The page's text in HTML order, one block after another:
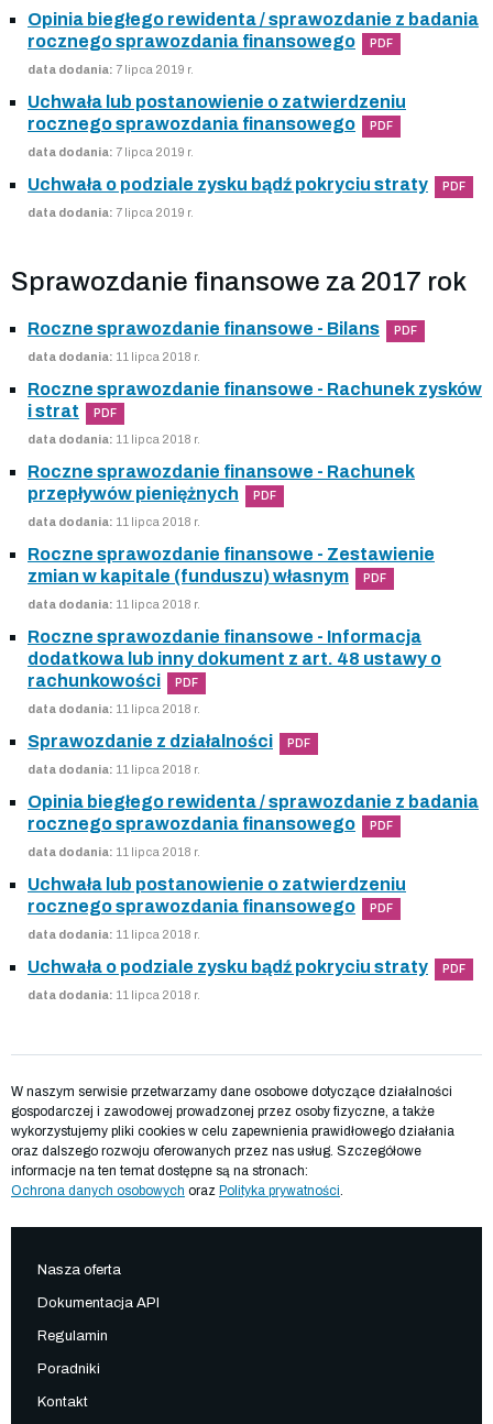
Opinia biegłego rewidenta / sprawozdanie z badania
rocznego sprawozdania finansowego
PDF
data dodania: 7 lipca 2019 r.
Uchwała lub postanowienie o zatwierdzeniu
rocznego sprawozdania finansowego
PDF
data dodania: 7 lipca 2019 r.
Uchwała o podziale zysku bądź pokryciu straty PDF
data dodania: 7 lipca 2019 r.
Sprawozdanie finansowe za 2017 rok
Roczne sprawozdanie finansowe - Bilans PDF
data dodania: 11 lipca 2018 r.
Roczne sprawozdanie finansowe - Rachunek zysków
i strat
PDF
data dodania: 11 lipca 2018 r.
Roczne sprawozdanie finansowe - Rachunek
przepływów pieniężnych
PDF
data dodania: 11 lipca 2018 r.
Roczne sprawozdanie finansowe - Zestawienie
zmian w kapitale (funduszu) własnym
PDF
data dodania: 11 lipca 2018 r.
Roczne sprawozdanie finansowe - Informacja
dodatkowa lub inny dokument z art. 48 ustawy o
rachunkowości
PDF
data dodania: 11 lipca 2018 r.
Sprawozdanie z działalności PDF
data dodania: 11 lipca 2018 r.
Opinia biegłego rewidenta / sprawozdanie z badania
rocznego sprawozdania finansowego
PDF
data dodania: 11 lipca 2018 r.
Uchwała lub postanowienie o zatwierdzeniu
rocznego sprawozdania finansowego
PDF
data dodania: 11 lipca 2018 r.
Uchwała o podziale zysku bądź pokryciu straty PDF
data dodania: 11 lipca 2018 r.
W naszym serwisie przetwarzamy dane osobowe dotyczące działalności
gospodarczej i zawodowej prowadzonej przez osoby fizyczne, a także
wykorzystujemy pliki cookies w celu zapewnienia prawidłowego działania
oraz dalszego rozwoju oferowanych przez nas usług. Szczegółowe
informacje na ten temat dostępne są na stronach:
Ochrona danych osobowych oraz Polityka prywatności
Nasza oferta
Dokumentacja API
Regulamin
Poradniki
Kontakt